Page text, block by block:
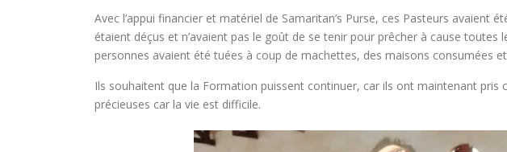
Avec l’appui financier et matériel de Samaritan’s Purse, ces Pasteurs avaient
étaient déçus et n’avaient pas le goût de se tenir pour prêcher à cause toutes
personnes avaient été tuées à coup de machettes, des maisons consumées
Ils souhaitent que la Formation puissent continuer, car ils ont maintenant pris
précieuses car la vie est difficile.